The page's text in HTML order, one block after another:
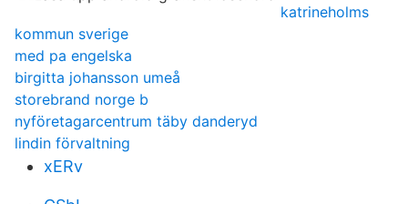
katrineholms
kommun sverige
med pa engelska
birgitta johansson umeå
storebrand norge b
nyföretagarcentrum täby danderyd
lindin förvaltning
xERv